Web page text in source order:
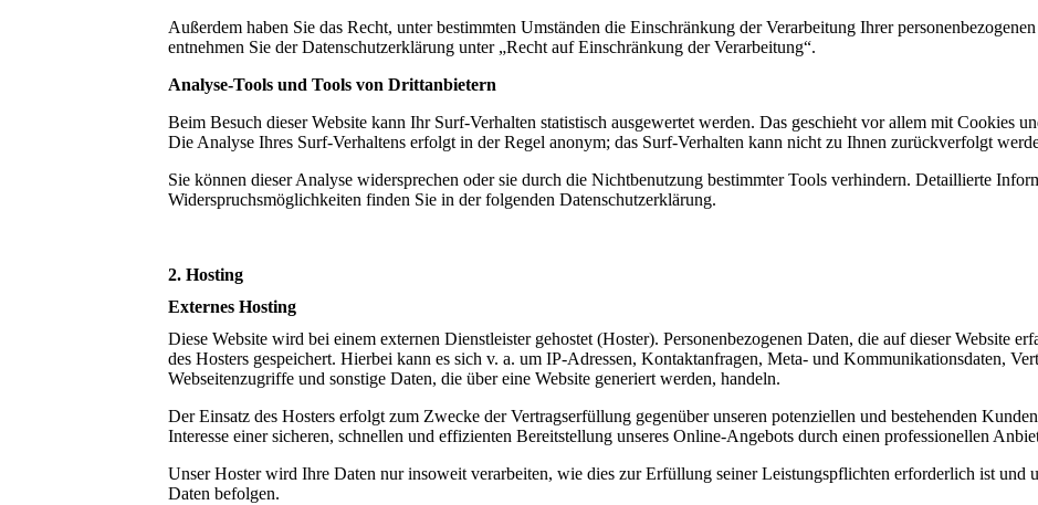
Außerdem haben Sie das Recht, unter bestimmten Umständen die Einschränkung der Verarbeitung Ihrer
entnehmen Sie der Datenschutzerklärung unter „Recht auf Einschränkung der Verarbeitung“.
Analyse-Tools und Tools von Drittanbietern
Beim Besuch dieser Website kann Ihr Surf-Verhalten statistisch ausgewertet werden. Das geschieht vor allem mit Cookies
Die Analyse Ihres Surf-Verhaltens erfolgt in der Regel anonym; das Surf-Verhalten kann nicht zu Ihnen zurückverfolgt
Sie können dieser Analyse widersprechen oder sie durch die Nichtbenutzung bestimmter Tools verhindern. Detaillierte
Widerspruchsmöglichkeiten finden Sie in der folgenden Datenschutzerklärung.
2. Hosting
Externes Hosting
Diese Website wird bei einem externen Dienstleister gehostet (Hoster). Personenbezogenen Daten, die auf dieser Website
des Hosters gespeichert. Hierbei kann es sich v. a. um IP-Adressen, Kontaktanfragen, Meta- und Kommunikationsdaten,
Webseitenzugriffe und sonstige Daten, die über eine Website generiert werden, handeln.
Der Einsatz des Hosters erfolgt zum Zwecke der Vertragserfüllung gegenüber unseren potenziellen und bestehenden
Interesse einer sicheren, schnellen und effizienten Bereitstellung unseres Online-Angebots durch einen professionellen
Unser Hoster wird Ihre Daten nur insoweit verarbeiten, wie dies zur Erfüllung seiner Leistungspflichten erforderlich ist und
Daten befolgen.